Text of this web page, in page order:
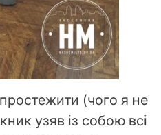
(чого я не
узяв із собою всі